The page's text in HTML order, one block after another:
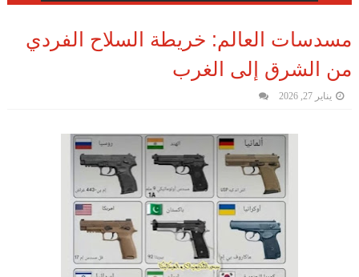
مسدسات العالم: خريطة السلاح الفردي
من الشرق إلى الغرب
يناير 27, 2026